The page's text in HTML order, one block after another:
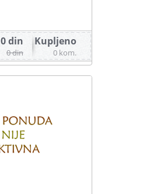
Kupljeno
0 kom.
0 din
0 din